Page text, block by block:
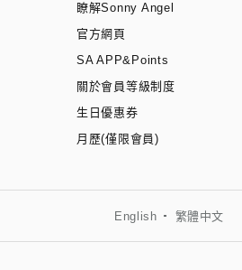
瞭解Sonny Angel
官方網頁
SA APP&Points
關於會員等級制度
生日優惠券
月歷(僅限會員)
English 繁體中文